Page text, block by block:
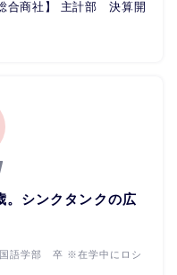
合商社】 主計部 決算開
。シンクタンクの広
語学部 卒 ※在学中にロシ